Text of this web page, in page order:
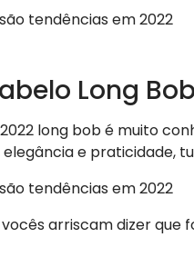
Long Bob
long bob é muito
e praticidade,
arriscam dizer que